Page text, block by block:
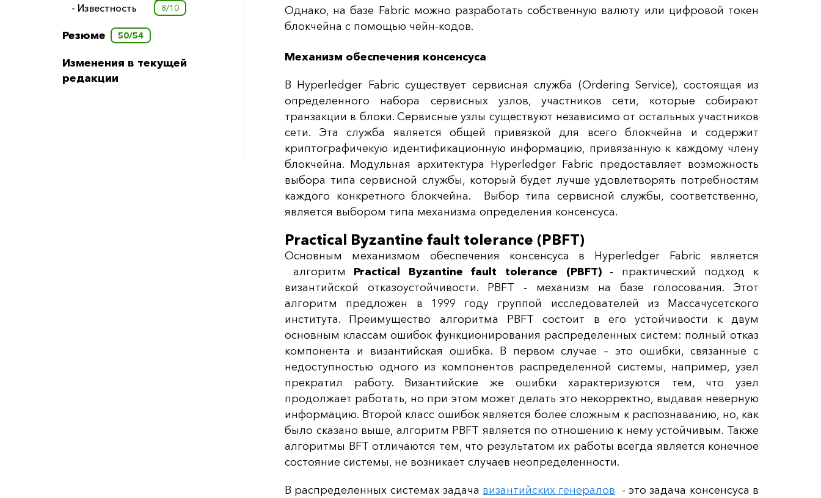
- Известность 8/10
Резюме 50/54
Изменения в текущей
редакции
Однако, на базе Fabric можно разработать собственную валюту или цифровой токен
блокчейна с помощью чейн-кодов.
Механизм обеспечения консенсуса
В Hyperledger Fabric существует сервисная служба (Ordering Service), состоящая из
определенного набора сервисных узлов, участников сети, которые собирают
транзакции в блоки. Сервисные узлы существуют независимо от остальных участников
сети. Эта служба является общей привязкой для всего блокчейна и содержит
криптографичекую идентификационную информацию, привязанную к каждому члену
блокчейна. Модульная архитектура Hyperledger Fabric предоставляет возможность
выбора типа сервисной службы, который будет лучше удовлетворять потребностям
каждого конкретного блокчейна. Выбор типа сервисной службы, соответственно,
является выбором типа механизма определения консенсуса.
Practical Byzantine fault tolerance (PBFT)
Основным механизмом обеспечения консенсуса в Hyperledger Fabric является
алгоритм Practical Byzantine fault tolerance (PBFT)- практический подход к
византийской отказоустойчивости. PBFT - механизм на базе голосования. Этот
алгоритм предложен в 1999 году группой исследователей из Массачусетского
института. Преимущество алгоритма PBFT состоит в его устойчивости к двум
основным классам ошибок функционирования распределенных систем: полный отказ
компонента и византийская ошибка. В первом случае – это ошибки, связанные с
недоступностью одного из компонентов распределенной системы, например, узел
прекратил работу. Византийские же ошибки характеризуются тем, что узел
продолжает работать, но при этом может делать это некорректно, выдавая неверную
информацию. Второй класс ошибок является более сложным к распознаванию, но, как
было сказано выше, алгоритм PBFT является по отношению к нему устойчивым. Также
алгоритмы BFT отличаются тем, что результатом их работы всегда является конечное
состояние системы, не возникает случаев неопределенности.
В распределенных системах задача византийских генералов - это задача консенсуса в